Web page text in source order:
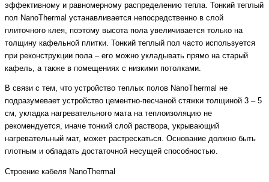
эффективному и равномерному распределению тепла. Тонкий теплый
пол NanoThermal устанавливается непосредственно в слой
плиточного клея, поэтому высота пола увеличивается только на
толщину кафельной плитки. Тонкий теплый пол часто используется
при реконструкции пола – его можно укладывать прямо на старый
кафель, а также в помещениях с низкими потолками.
В связи с тем, что устройство теплых полов NanoThermal не
подразумевает устройство цементно-песчаной стяжки толщиной 3 – 5
см, укладка нагревательного мата на теплоизоляцию не
рекомендуется, иначе тонкий слой раствора, укрывающий
нагревательный мат, может растрескаться. Основание должно быть
плотным и обладать достаточной несущей способностью.
Строение кабеля NanoThermal